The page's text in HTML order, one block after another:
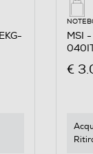
MSI
€